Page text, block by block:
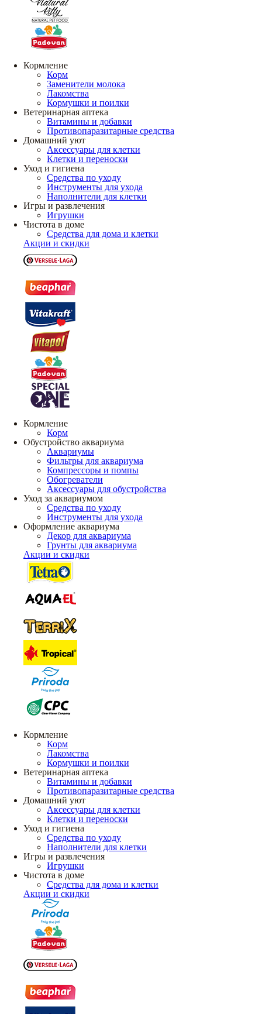
Кормление
Корм
Заменители молока
Лакомства
Кормушки и поилки
Ветеринарная аптека
Витамины и добавки
Противопаразитарные средства
Домашний уют
Аксессуары для клетки
Клетки и переноски
Уход и гигиена
Средства по уходу
Инструменты для ухода
Наполнители для клетки
Игры и развлечения
Игрушки
Чистота в доме
Средства для дома и клетки
Акции и скидки
Кормление
Корм
Обустройство аквариума
Аквариумы
Фильтры для аквариума
Компрессоры и помпы
Обогреватели
Аксессуары для обустройства
Уход за аквариумом
Средства по уходу
Инструменты для ухода
Оформление аквариума
Декор для аквариума
Грунты для аквариума
Акции и скидки
Кормление
Корм
Лакомства
Кормушки и поилки
Ветеринарная аптека
Витамины и добавки
Противопаразитарные средства
Домашний уют
Аксессуары для клетки
Клетки и переноски
Уход и гигиена
Средства по уходу
Наполнители для клетки
Игры и развлечения
Игрушки
Чистота в доме
Средства для дома и клетки
Акции и скидки